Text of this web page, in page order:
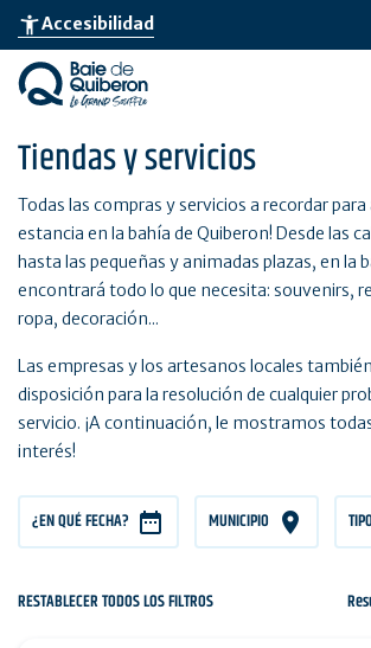
Skip
main
content
accessibility_newAccesibilidad
Tiendas y servicios
Todas las compras y servicios a recordar para
estancia en la bahía de Quiberon! Desde las
hasta las pequeñas y animadas plazas, en la
encontrará todo lo que necesita: souvenirs,
ropa, decoración...
Las empresas y los artesanos locales
disposición para la resolución de cualquier
servicio. ¡A continuación, le mostramos
interés!
¿EN QUÉ FECHA? MUNICIPIO TIPO
RESTABLECER TODOS LOS FILTROS